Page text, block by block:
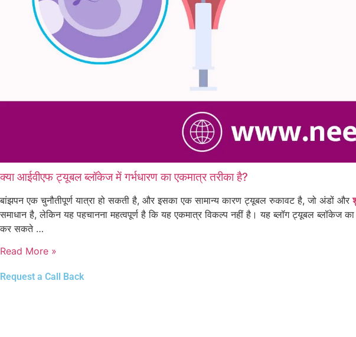
क्या आईवीएफ ट्यूबल ब्लॉकेज में गर्भधारण का एकमात्र तरीका है?
बांझपन एक चुनौतीपूर्ण यात्रा हो सकती है, और इसका एक सामान्य कारण ट्यूबल रुकावट है, जो अंडों और
समाधान है, लेकिन यह पहचानना महत्वपूर्ण है कि यह एकमात्र विकल्प नहीं है। यह ब्लॉग ट्यूबल ब्लॉकेज
कर सकते …
Read More »
Request a Call Back